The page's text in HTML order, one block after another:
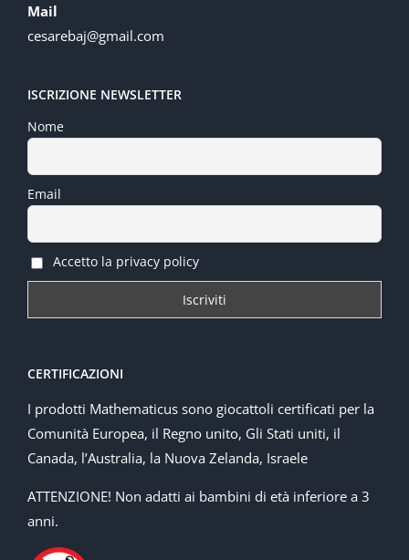
Mail
cesarebaj@gmail.com
ISCRIZIONE NEWSLETTER
Nome
Email
Accetto la privacy policy
CERTIFICAZIONI
I prodotti Mathematicus sono giocattoli certificati per la
Comunità Europea, il Regno unito, Gli Stati uniti, il
Canada, l’Australia, la Nuova Zelanda, Israele
ATTENZIONE! Non adatti ai bambini di età inferiore a 3
anni.